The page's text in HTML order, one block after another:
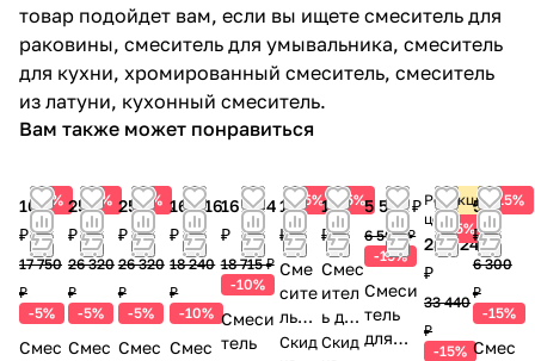
товар подойдет вам, если вы ищете смеситель для
раковины, смеситель для умывальника, смеситель
для кухни, хромированный смеситель, смеситель
из латуни, кухонный смеситель.
Вам также может понравиться
5%
16 863
₽
17 750
₽
-5%
Смес
5%
25 004
₽
26 320
₽
-5%
Смес
5%
25 004
₽
26 320
₽
-5%
Смес
16 416
₽
18 240
₽
-10%
Смес
16 844
₽
18 715 ₽
-10%
Смеси
тель
5%
11 598
₽
Сме
сите
ль
для
Скид
5%
13 242
₽
Смес
ител
ь для
кухн
Скид
5 525 ₽
6 500 ₽
-15%
Cмеси
тель
для
Акция
15%
Розничная
цена
28 424
₽
33 440
₽
-15%
15%
5 355
₽
6 300
₽
-15%
Cмес